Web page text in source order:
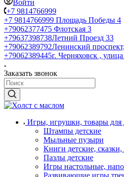
Войти
+7 9814766999
+7 9814766999 Площадь Победы 4
+79062377475 Флотская 3
+79637398738Летний Проезд 33
+79062389792Ленинский
+79062389445г. Черняховск ,
Заказать звонок
Игры, игрушки, товары для
Штампы детские
Мыльные пузыри
Книги детские,
Пазлы детские
Игры настольные,
Развивающие